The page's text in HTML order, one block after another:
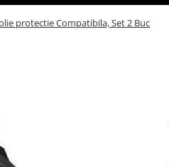
protectie Compatibila, Set 2 Buc